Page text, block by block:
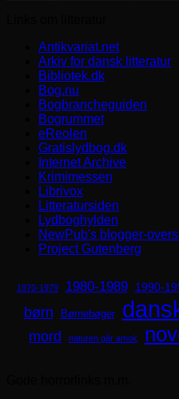
Antikvariat.net
Arkiv for dansk litteratur
Bibliotek.dk
Bog.nu
Bogbrancheguiden
Bogrummet
eReolen
Gratislydbog.dk
Internet Archive
Krimimessen
Librivox
Litteratursiden
Lydboghylden
NewPub's blogger-
Project Gutenberg
1970-1979 1980-1989 1990-
børn Børnebøger
mord naturen går amok